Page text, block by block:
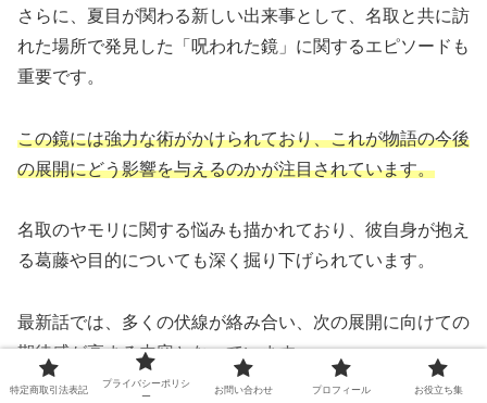
さらに、夏目が関わる新しい出来事として、名取と共に訪
れた場所で発見した「呪われた鏡」に関するエピソードも
重要です。
この鏡には強力な術がかけられており、これが物語の今後
の展開にどう影響を与えるのかが注目されています。
名取のヤモリに関する悩みも描かれており、彼自身が抱え
る葛藤や目的についても深く掘り下げられています。
最新話では、多くの伏線が絡み合い、次の展開に向けての
期待感が高まる内容となっています。
特定商取引法表記
プライバシーポリシ
ー
お問い合わせ プロフィール お役立ち集